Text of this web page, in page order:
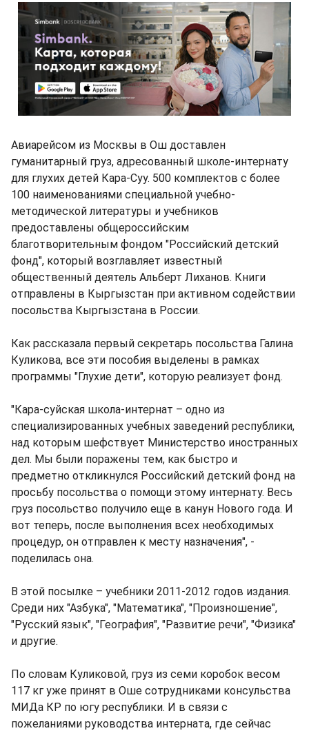
Авиарейсом из Москвы в Ош доставлен
гуманитарный груз, адресованный школе-интернату
для глухих детей Кара-Суу. 500 комплектов с более
100 наименованиями специальной учебно-
методической литературы и учебников
предоставлены общероссийским
благотворительным фондом "Российский детский
фонд", который возглавляет известный
общественный деятель Альберт Лиханов. Книги
отправлены в Кыргызстан при активном содействии
посольства Кыргызстана в России.
Как рассказала первый секретарь посольства Галина
Куликова, все эти пособия выделены в рамках
программы "Глухие дети", которую реализует фонд.
"Кара-суйская школа-интернат – одно из
специализированных учебных заведений республики,
над которым шефствует Министерство иностранных
дел. Мы были поражены тем, как быстро и
предметно откликнулся Российский детский фонд на
просьбу посольства о помощи этому интернату. Весь
груз посольство получило еще в канун Нового года. И
вот теперь, после выполнения всех необходимых
процедур, он отправлен к месту назначения", -
поделилась она.
В этой посылке – учебники 2011-2012 годов издания.
Среди них "Азбука", "Математика", "Произношение",
"Русский язык", "География", "Развитие речи", "Физика"
и другие.
По словам Куликовой, груз из семи коробок весом
117 кг уже принят в Оше сотрудниками консульства
МИДа КР по югу республики. И в связи с
пожеланиями руководства интерната, где сейчас